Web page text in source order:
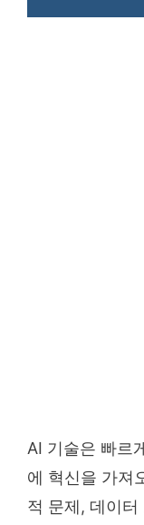
AI 기술은 빠르
에 혁신을 가져
적 문제, 데이